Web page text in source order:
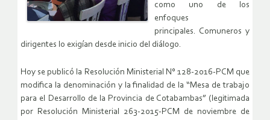
como uno de los
enfoques
principales. Comuneros y
dirigentes lo exigían desde inicio del diálogo.
Hoy se publicó la Resolución Ministerial N° 128-2016-PCM que
modifica la denominación y la finalidad de la “Mesa de trabajo
para el Desarrollo de la Provincia de Cotabambas” (legitimada
por Resolución Ministerial 263-2015-PCM de noviembre de